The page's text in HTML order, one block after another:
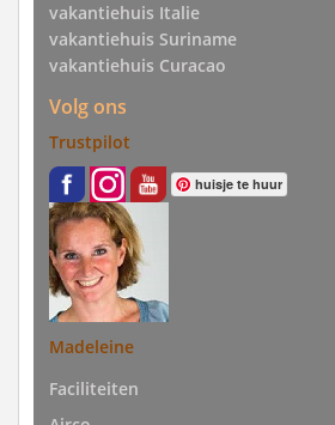
vakantiehuis Italie
vakantiehuis Suriname
vakantiehuis Curacao
Volg ons
Trustpilot
huisje te huur
Madeleine
Faciliteiten